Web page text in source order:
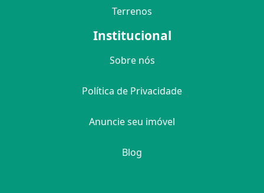
Terrenos
Institucional
Sobre nós
Política de Privacidade
Anuncie seu imóvel
Blog